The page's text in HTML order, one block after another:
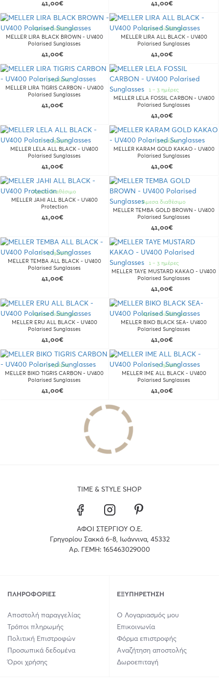
41,00€ 41,00€
Άμεσα διαθέσιμο
MELLER LIRA BLACK BROWN - UV400
Polarised Sunglasses
41,00€
Άμεσα διαθέσιμο
MELLER LIRA ALL BLACK - UV400
Polarised Sunglasses
41,00€
1 - 3 ημέρες
MELLER LIRA TIGRIS CARBON - UV400
Polarised Sunglasses
41,00€
1 - 3 ημέρες
MELLER LELA FOSSIL CARBON - UV400
Polarised Sunglasses
41,00€
1 - 3 ημέρες
MELLER LELA ALL BLACK - UV400
Polarised Sunglasses
41,00€
1 - 3 ημέρες
MELLER KARAM GOLD KAKAO - UV400
Polarised Sunglasses
41,00€
Άμεσα διαθέσιμο
MELLER JAHI ALL BLACK - UV400
Protection
41,00€
Άμεσα διαθέσιμο
MELLER TEMBA GOLD BROWN - UV400
Polarised Sunglasses
41,00€
1 - 3 ημέρες
MELLER TEMBA ALL BLACK - UV400
Polarised Sunglasses
41,00€
1 - 3 ημέρες
MELLER TAYE MUSTARD KAKAO - UV400
Polarised Sunglasses
41,00€
Άμεσα διαθέσιμο
MELLER ERU ALL BLACK - UV400
Polarised Sunglasses
41,00€
Άμεσα διαθέσιμο
MELLER BIKO BLACK SEA- UV400
Polarised Sunglasses
41,00€
1 - 3 ημέρες
MELLER BIKO TIGRIS CARBON - UV400
Polarised Sunglasses
41,00€
1 - 3 ημέρες
MELLER IME ALL BLACK - UV400
Polarised Sunglasses
41,00€
TIME & STYLE SHOP
ΑΦΟΙ ΣΤΕΡΓΙΟΥ Ο.Ε.
Γρηγορίου Σακκά 6-8, Ιωάννινα, 45332
Αρ. ΓΕΜΗ: 165463029000
ΠΛΗΡΟΦΟΡΊΕΣ
Αποστολή παραγγελίας
Τρόποι πληρωμής
Πολιτική Επιστροφών
Προσωπικά δεδομένα
Όροι χρήσης
ΕΞΥΠΗΡΈΤΗΣΗ
Ο Λογαριασμός μου
Επικοινωνία
Φόρμα επιστροφής
Αναζήτηση αποστολής
Δωροεπιταγή